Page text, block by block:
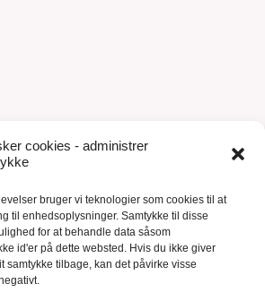
cookies - administrer
bruger vi teknologier som cookies til at
til enhedsoplysninger. Samtykke til disse
for at behandle data såsom
id'er på dette websted. Hvis du ikke giver
samtykke tilbage, kan det påvirke visse
rapporter